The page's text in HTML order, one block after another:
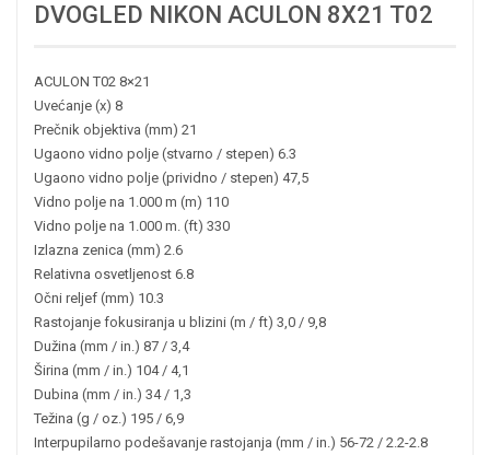
DVOGLED NIKON ACULON 8X21 T02
ACULON T02 8×21
Uvećanje (x) 8
Prečnik objektiva (mm) 21
Ugaono vidno polje (stvarno / stepen) 6.3
Ugaono vidno polje (prividno / stepen) 47,5
Vidno polje na 1.000 m (m) 110
Vidno polje na 1.000 m. (ft) 330
Izlazna zenica (mm) 2.6
Relativna osvetljenost 6.8
Očni reljef (mm) 10.3
Rastojanje fokusiranja u blizini (m / ft) 3,0 / 9,8
Dužina (mm / in.) 87 / 3,4
Širina (mm / in.) 104 / 4,1
Dubina (mm / in.) 34 / 1,3
Težina (g / oz.) 195 / 6,9
Interpupilarno podešavanje rastojanja (mm / in.) 56-72 / 2.2-2.8